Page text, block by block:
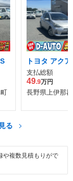
トヨタ アク
支払総額
49.9万円
長野県上伊那
る
や複数見積もりがで